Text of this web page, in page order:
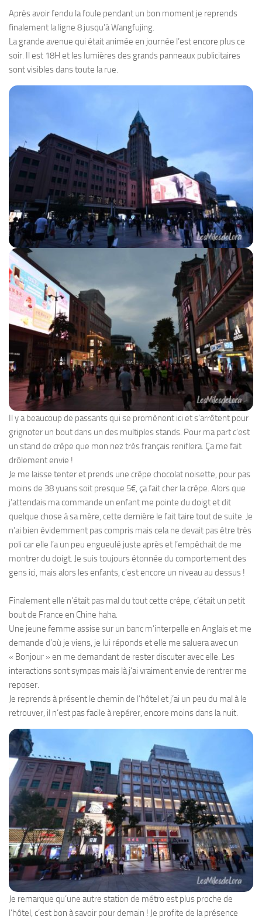
Après avoir fendu la foule pendant un bon moment je reprends
finalement la ligne 8 jusqu’à Wangfujing.
La grande avenue qui était animée en journée l’est encore plus ce
soir. Il est 18H et les lumières des grands panneaux publicitaires
sont visibles dans toute la rue.
Il y a beaucoup de passants qui se promènent ici et s’arrêtent pour
grignoter un bout dans un des multiples stands. Pour ma part c’est
un stand de crêpe que mon nez très français reniflera. Ça me fait
drôlement envie !
Je me laisse tenter et prends une crêpe chocolat noisette, pour pas
moins de 38 yuans soit presque 5€, ça fait cher la crêpe. Alors que
j’attendais ma commande un enfant me pointe du doigt et dit
quelque chose à sa mère, cette dernière le fait taire tout de suite. Je
n’ai bien évidemment pas compris mais cela ne devait pas être très
poli car elle l’a un peu engueulé juste après et l’empêchait de me
montrer du doigt. Je suis toujours étonnée du comportement des
gens ici, mais alors les enfants, c’est encore un niveau au dessus !
Finalement elle n’était pas mal du tout cette crêpe, c’était un petit
bout de France en Chine haha.
Une jeune femme assise sur un banc m’interpelle en Anglais et me
demande d’où je viens, je lui réponds et elle me saluera avec un
« Bonjour » en me demandant de rester discuter avec elle. Les
interactions sont sympas mais là j’ai vraiment envie de rentrer me
reposer.
Je reprends à présent le chemin de l’hôtel et j’ai un peu du mal à le
retrouver, il n’est pas facile à repérer, encore moins dans la nuit.
Je remarque qu’une autre station de métro est plus proche de
l’hôtel, c’est bon à savoir pour demain ! Je profite de la présence